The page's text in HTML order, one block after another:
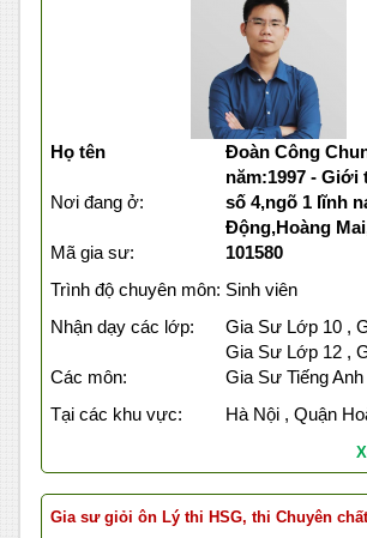
Họ tên
Đoàn Công
năm:1997 - Giới
Nơi đang ở:
số 4,ngõ 1 lĩnh
Động,Hoàng
Mã gia sư:
101580
Trình độ chuyên môn: Sinh viên
Nhận dạy các lớp:
Gia Sư Lớp 10 ,
Gia Sư Lớp 12 ,
Các môn:
Gia Sư Tiếng Anh
Tại các khu vực:
Hà Nội , Quận
Gia sư giỏi ôn Lý thi HSG, thi Chuyên